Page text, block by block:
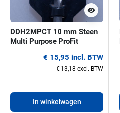
visibility
DDH2MPCT 10 mm Steen
Multi Purpose ProFit
32-330 mm€ 15,95 incl. BTW
€ 13,18 excl. BTW
In winkelwagen